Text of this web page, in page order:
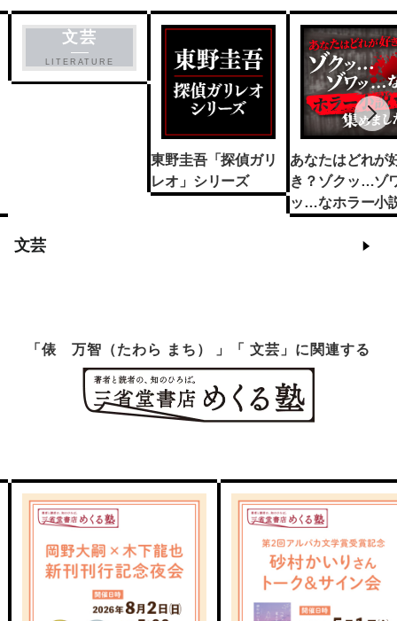
文芸
LITERATURE
東野圭吾「探偵ガリ
レオ」シリーズ
あなたはどれが
き？ゾクッ…ゾ
ッ…なホラー小
文芸
「俵 万智（たわら まち） 」「 文芸」に関連する